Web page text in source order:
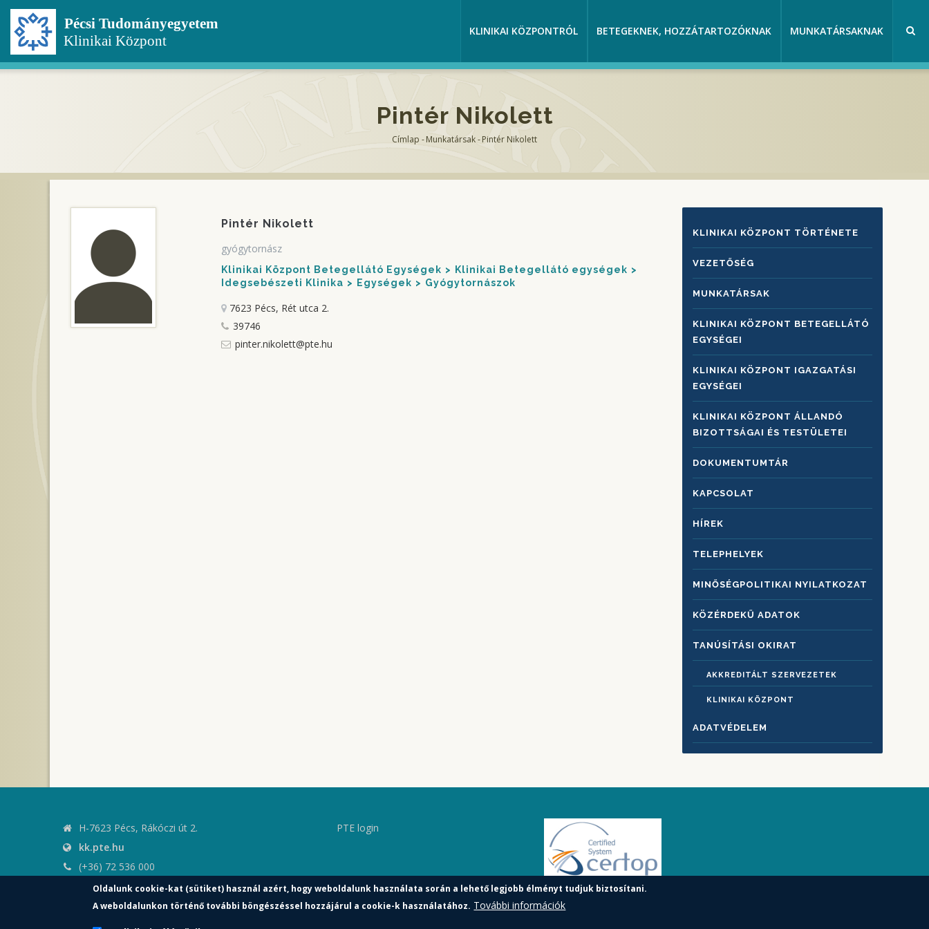
Ugrás
tartalomra
KLINIKAI KÖZPONTRÓL BETEGEKNEK, HOZZÁTARTOZÓKNAK MUNKATÁRSAKNAK
Pintér Nikolett
Címlap -Munkatársak-Pintér Nikolett
Pintér Nikolett
gyógytornász
Klinikai Központ Betegellátó Egységek
Klinikai Betegellátó egységek
Idegsebészeti Klinika
Egységek Gyógytornászok
7623 Pécs, Rét utca 2.
39746
pinter.nikolett@pte.hu
KLINIKAI
KÖZPONTRÓL
KLINIKAI KÖZPONT TÖRTÉNETE
VEZETŐSÉG
MUNKATÁRSAK
KLINIKAI KÖZPONT BETEGELLÁTÓ
EGYSÉGEI
KLINIKAI KÖZPONT IGAZGATÁSI
EGYSÉGEI
KLINIKAI KÖZPONT ÁLLANDÓ
BIZOTTSÁGAI ÉS TESTÜLETEI
DOKUMENTUMTÁR
KAPCSOLAT
HÍREK
TELEPHELYEK
MINŐSÉGPOLITIKAI NYILATKOZAT
KÖZÉRDEKŰ ADATOK
TANÚSÍTÁSI OKIRAT
AKKREDITÁLT SZERVEZETEK
KLINIKAI KÖZPONT
ADATVÉDELEM
H-7623 Pécs, Rákóczi út 2.
kk.pte.hu
(+36) 72 536 000
kk.elnoki.hivatal@pte.hu
pte.hu
PTE login
Oldalunk cookie-kat (sütiket) használ azért, hogy weboldalunk használata során a lehető legjobb élményt tudjuk biztosítani.
A weboldalunkon történő további böngészéssel hozzájárul a cookie-k használatához. További információk